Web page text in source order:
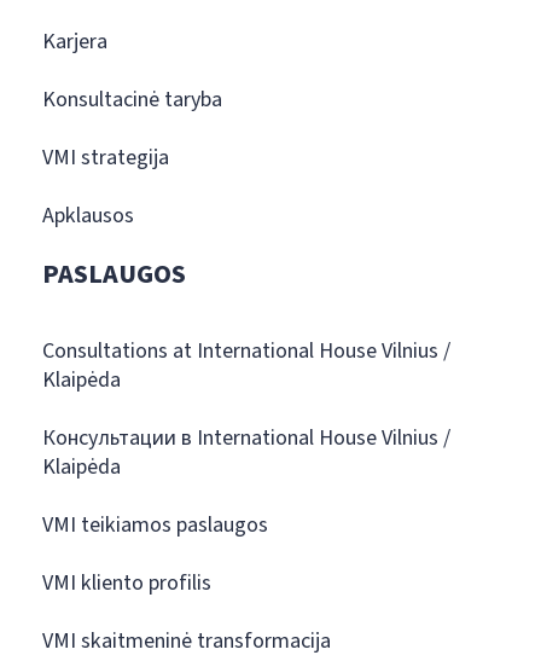
Karjera
Konsultacinė taryba
VMI strategija
Apklausos
PASLAUGOS
Consultations at International House Vilnius /
Klaipėda
Консультации в International House Vilnius /
Klaipėda
VMI teikiamos paslaugos
VMI kliento profilis
VMI skaitmeninė transformacija